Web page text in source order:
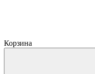
Корзина